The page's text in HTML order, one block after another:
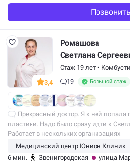
Позвонить
3,4
Ромашова
Светлана
Стаж 19 лет •
19
Большой стаж
Прекрасный доктор. Я к ней попала
пластики. Надо было сразу идти к
очень чуткий, всё тщательно
Самое главное…
Работает в нескольких организациях
6 мин. Звенигородская
улица